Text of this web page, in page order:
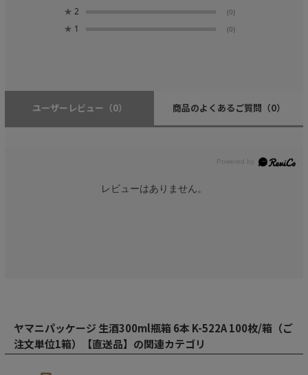
★ 2 (0)
★ 1 (0)
ユーザーレビュー （0） 商品のよくあるご質問 （0）
レビューはありません。
ヤマニパッケージ 生酒300ml瓶箱 6本 K-522A 100枚/箱（ご
注文単位1箱）【直送品】の関連カテゴリ